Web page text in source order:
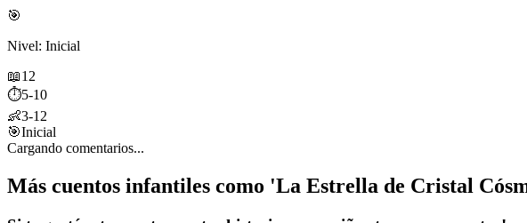
🎯
Nivel: Inicial
📖12
⏱️5-10
👶3-12
🎯Inicial
Cargando comentarios...
Más cuentos infantiles como 'La Estrella de Cristal